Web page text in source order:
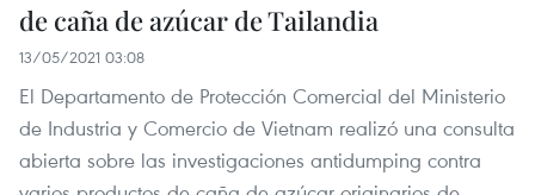
de caña de azúcar de Tailandia
13/05/2021 03:08
El Departamento de Protección Comercial del Ministerio
de Industria y Comercio de Vietnam realizó una consulta
abierta sobre las investigaciones antidumping contra